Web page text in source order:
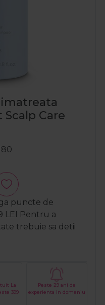
Care
puncte de
LEI Pentru a
trebuie sa detii
La
399
Peste 29 ani de
experienta in domeniu